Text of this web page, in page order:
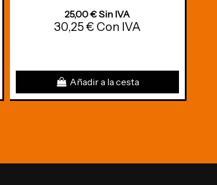
25,00 € Sin IVA
30,25 € Con IVA
Añadir a la cesta